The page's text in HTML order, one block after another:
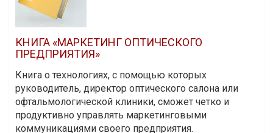
КНИГА «МАРКЕТИНГ ОПТИЧЕСКОГО
ПРЕДПРИЯТИЯ»
Книга о технологиях, с помощью которых
руководитель, директор оптического салона или
офтальмологической клиники, сможет четко и
продуктивно управлять маркетинговыми
коммуникациями своего предприятия.